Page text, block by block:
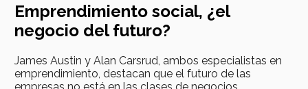
Emprendimiento social, ¿el
negocio del futuro?
James Austin y Alan Carsrud, ambos especialistas en
emprendimiento, destacan que el futuro de las